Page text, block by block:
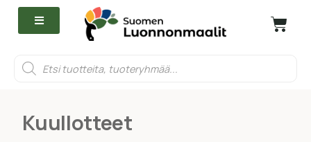
Kuullotteet